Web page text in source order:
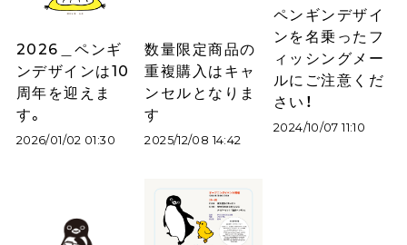
2026＿ペンギ
ンデザインは10
周年を迎えま
す。
2026/01/02 01:30
数量限定商品の
重複購入はキャ
ンセルとなりま
す
2025/12/08 14:42
ペンギンデザイ
ンを名乗ったフ
ィッシングメー
ルにご注意くだ
さい！
2024/10/07 11:10